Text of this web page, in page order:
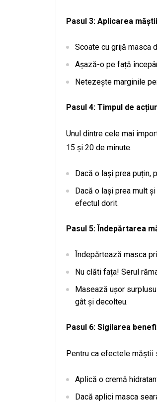
Pasul 3: Aplicarea măștii
Scoate cu grijă masca
Așază-o pe față
Netezește marginile
Pasul 4: Timpul de
Unul dintre cele mai
15 și 20 de minute.
Dacă o lași prea puțin,
Dacă o lași prea mult
efectul dorit.
Pasul 5: Îndepărtarea
Îndepărtează masca
Nu clăti fața! Serul
Masează ușor
gât și decolteu.
Pasul 6: Sigilarea
Pentru ca efectele măștii
Aplică o cremă
Dacă aplici masca